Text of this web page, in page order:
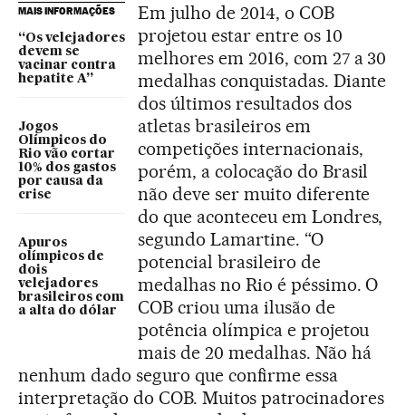
MAIS INFORMAÇÕES
“Os velejadores
devem se
vacinar contra
hepatite A”
Jogos
Olímpicos do
Rio vão cortar
10% dos gastos
por causa da
crise
Apuros
olímpicos de
dois
velejadores
brasileiros com
a alta do dólar
Em julho de 2014, o COB
projetou estar entre os 10
melhores em 2016, com 27 a 30
medalhas conquistadas. Diante
dos últimos resultados dos
atletas brasileiros em
competições internacionais,
porém, a colocação do Brasil
não deve ser muito diferente
do que aconteceu em Londres,
segundo Lamartine. “O
potencial brasileiro de
medalhas no Rio é péssimo. O
COB criou uma ilusão de
potência olímpica e projetou
mais de 20 medalhas. Não há
nenhum dado seguro que confirme essa
interpretação do COB. Muitos patrocinadores